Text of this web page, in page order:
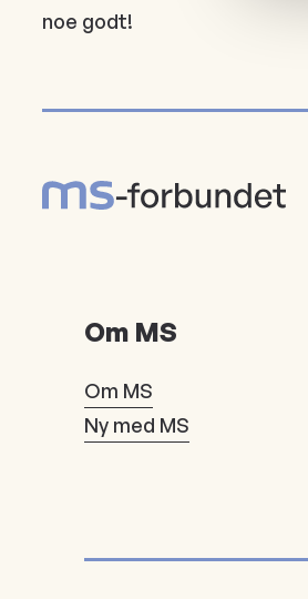
noe godt!
Om MS
Om MS
Ny med MS